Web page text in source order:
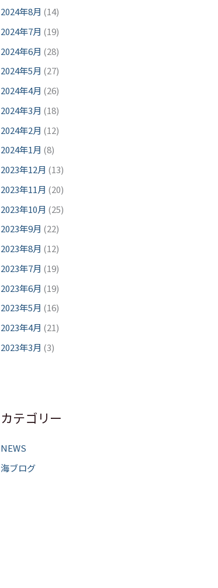
2024年8月 (14)
2024年7月 (19)
2024年6月 (28)
2024年5月 (27)
2024年4月 (26)
2024年3月 (18)
2024年2月 (12)
2024年1月 (8)
2023年12月 (13)
2023年11月 (20)
2023年10月 (25)
2023年9月 (22)
2023年8月 (12)
2023年7月 (19)
2023年6月 (19)
2023年5月 (16)
2023年4月 (21)
2023年3月 (3)
カテゴリー
NEWS
海ブログ